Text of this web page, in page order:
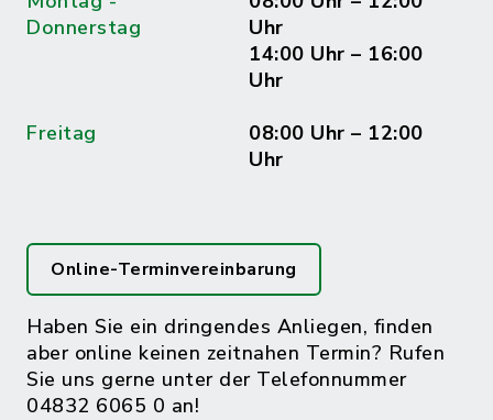
Donnerstag
Uhr
14:00 Uhr – 16:00
Uhr
Freitag
08:00 Uhr – 12:00
Uhr
Online-Terminvereinbarung
Haben Sie ein dringendes Anliegen, finden
aber online keinen zeitnahen Termin? Rufen
Sie uns gerne unter der Telefonnummer
04832 6065 0 an!